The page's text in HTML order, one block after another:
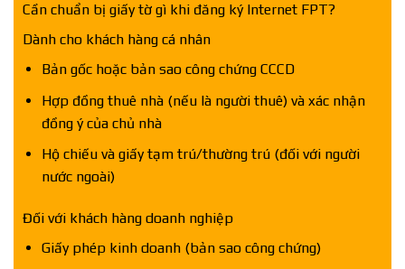
Cần chuẩn bị giấy tờ gì khi đăng ký Internet FPT?
Dành cho khách hàng cá nhân
Bản gốc hoặc bản sao công chứng CCCD
Hợp đồng thuê nhà (nếu là người thuê) và xác nhận
đồng ý của chủ nhà
Hộ chiếu và giấy tạm trú/thường trú (đối với người
nước ngoài)
Đối với khách hàng doanh nghiệp
Giấy phép kinh doanh (bản sao công chứng)